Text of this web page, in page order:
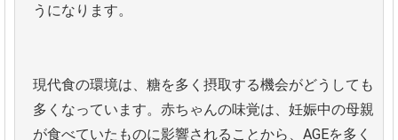
うになります。
現代食の環境は、糖を多く摂取する機会がどうしても
多くなっています。赤ちゃんの味覚は、妊娠中の母親
が食べていたものに影響されることから、AGEを多く